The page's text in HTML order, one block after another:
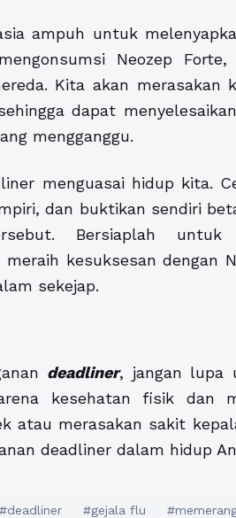
ampuh untuk
Neozep
Kita akan merasakan
dapat
mengganggu.
menguasai hidup kita.
dan buktikan sendiri
Bersiaplah untuk
kesuksesan dengan
sekejap.
deadliner, jangan lupa
kesehatan fisik dan
atau merasakan sakit
deadliner dalam hidup
#deadliner #gejala flu